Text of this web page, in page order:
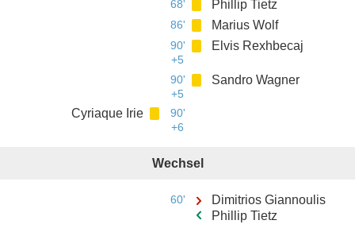
68' Phillip Tietz
86' Marius Wolf
90'
+5
Elvis Rexhbecaj
90'
+5
Sandro Wagner
Cyriaque Irie
90'
+6
Wechsel
60'
Dimitrios Giannoulis
Phillip Tietz